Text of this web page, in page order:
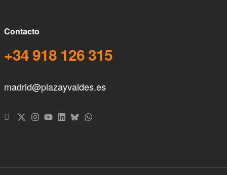
Contacto
+34 918 126 315
madrid@plazayvaldes.es